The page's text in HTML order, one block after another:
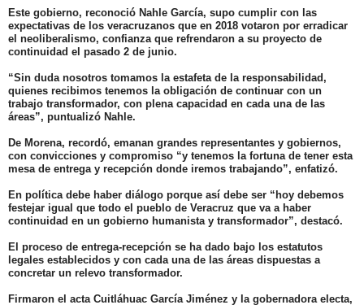
Este gobierno, reconoció Nahle García, supo cumplir con las
expectativas de los veracruzanos que en 2018 votaron por erradicar
el neoliberalismo, confianza que refrendaron a su proyecto de
continuidad el pasado 2 de junio.
“Sin duda nosotros tomamos la estafeta de la responsabilidad,
quienes recibimos tenemos la obligación de continuar con un
trabajo transformador, con plena capacidad en cada una de las
áreas”, puntualizó Nahle.
De Morena, recordó, emanan grandes representantes y gobiernos,
con convicciones y compromiso “y tenemos la fortuna de tener esta
mesa de entrega y recepción donde iremos trabajando”, enfatizó.
En política debe haber diálogo porque así debe ser “hoy debemos
festejar igual que todo el pueblo de Veracruz que va a haber
continuidad en un gobierno humanista y transformador”, destacó.
El proceso de entrega-recepción se ha dado bajo los estatutos
legales establecidos y con cada una de las áreas dispuestas a
concretar un relevo transformador.
Firmaron el acta Cuitláhuac García Jiménez y la gobernadora electa,